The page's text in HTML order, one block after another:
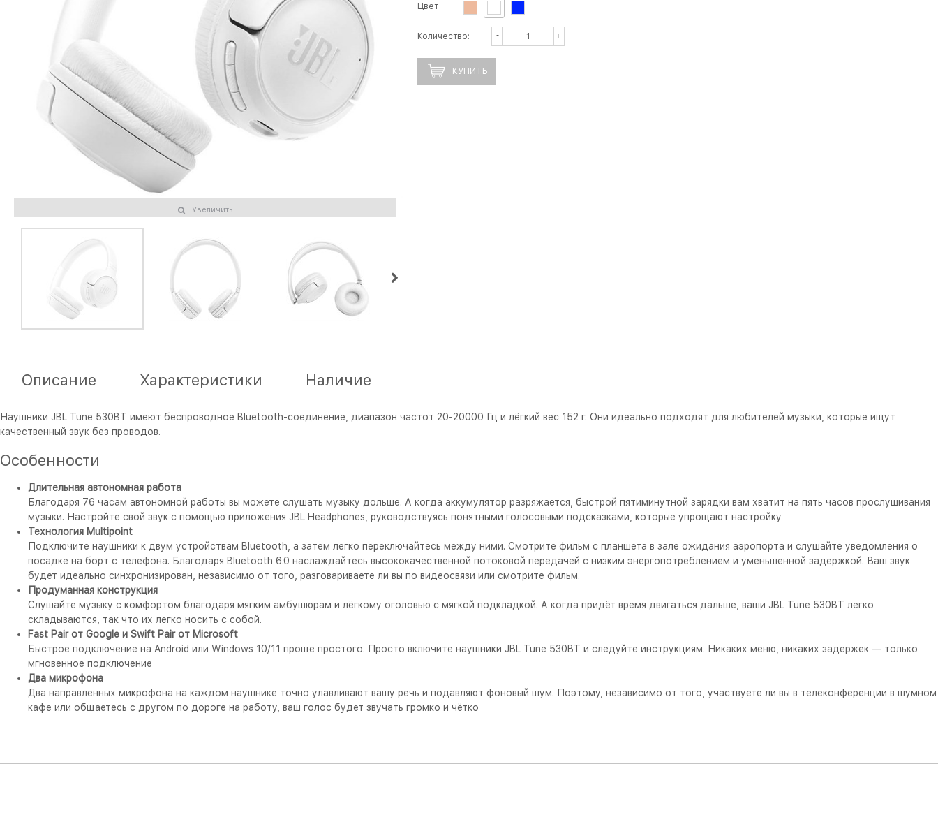
Увеличить
Цвет
Количество:
КУПИТЬ
Описание Характеристики Наличие
Наушники JBL Tune 530BT имеют беспроводное Bluetooth-соединение, диапазон частот 20-20000 Гц и лёгкий вес 152 г. Они идеально подходят для любителей музыки, которые ищут
качественный звук без проводов.
Особенности
Длительная автономная работа
Благодаря 76 часам автономной работы вы можете слушать музыку дольше. А когда аккумулятор разряжается, быстрой пятиминутной зарядки вам хватит на пять часов прослушивания
музыки. Настройте свой звук с помощью приложения JBL Headphones, руководствуясь понятными голосовыми подсказками, которые упрощают настройку
Технология Multipoint
Подключите наушники к двум устройствам Bluetooth, а затем легко переключайтесь между ними. Смотрите фильм с планшета в зале ожидания аэропорта и слушайте уведомления о
посадке на борт с телефона. Благодаря Bluetooth 6.0 наслаждайтесь высококачественной потоковой передачей с низким энергопотреблением и уменьшенной задержкой. Ваш звук
будет идеально синхронизирован, независимо от того, разговариваете ли вы по видеосвязи или смотрите фильм.
Продуманная конструкция
Слушайте музыку с комфортом благодаря мягким амбушюрам и лёгкому оголовью с мягкой подкладкой. А когда придёт время двигаться дальше, ваши JBL Tune 530BT легко
складываются, так что их легко носить с собой.
Fast Pair от Google и Swift Pair от Microsoft
Быстрое подключение на Android или Windows 10/11 проще простого. Просто включите наушники JBL Tune 530BT и следуйте инструкциям. Никаких меню, никаких задержек — только
мгновенное подключение
Два микрофона
Два направленных микрофона на каждом наушнике точно улавливают вашу речь и подавляют фоновый шум. Поэтому, независимо от того, участвуете ли вы в телеконференции в шумном
кафе или общаетесь с другом по дороге на работу, ваш голос будет звучать громко и чётко